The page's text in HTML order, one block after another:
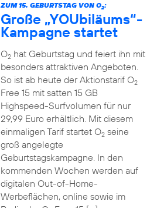
ZUM 15. GEBURTSTAG VON O2:
Große „YOUbiläums“-
Kampagne startet
O2hat Geburtstag und feiert ihn mit
besonders attraktiven Angeboten.
So ist ab heute der Aktionstarif O2
Free 15 mit satten 15 GB
Highspeed-Surfvolumen für nur
29,99 Euro erhältlich. Mit diesem
einmaligen Tarif startet O2seine
groß angelegte
Geburtstagskampagne. In den
kommenden Wochen werden auf
digitalen Out-of-Home-
Werbeflächen, online sowie im